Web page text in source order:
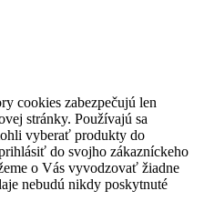
cookies zabezpečujú len
stránky. Používajú sa
vyberať produkty do
do svojho zákazníckeho
o Vás vyvodzovať žiadne
nebudú nikdy poskytnuté